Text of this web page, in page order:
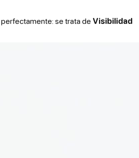
perfectamente: se trata de Visibilidad